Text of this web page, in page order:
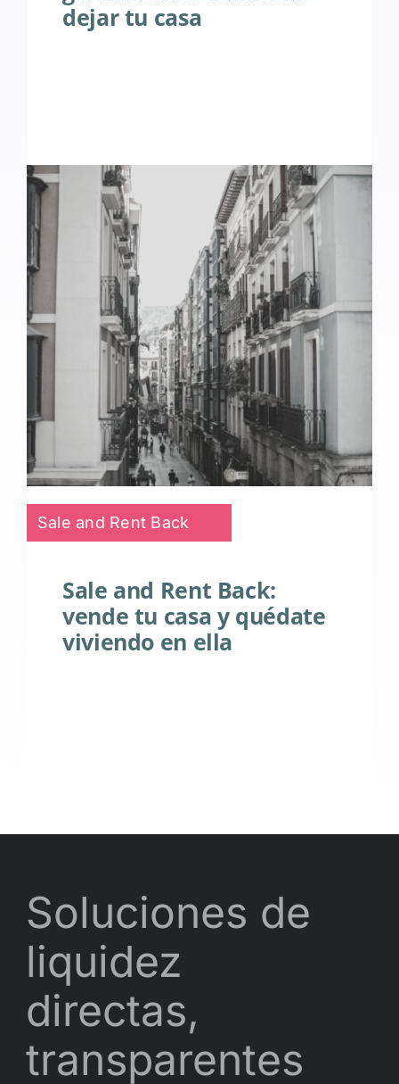
dejar tu casa
Sale and Rent Back
Sale and Rent Back:
vende tu casa y quédate
viviendo en ella
Soluciones de
liquidez
directas,
transparentes